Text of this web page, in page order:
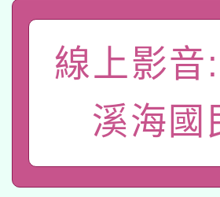
礎課程
A3數位素養
「數位內容
pilot」
薪期間赴陸
轉知經濟部
115年8月22
線上影音
溪海國